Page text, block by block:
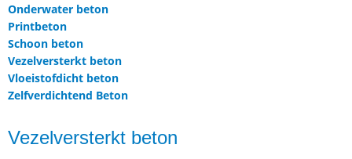
Onderwater beton
Printbeton
Schoon beton
Vezelversterkt beton
Vloeistofdicht beton
Zelfverdichtend Beton
Vezelversterkt beton